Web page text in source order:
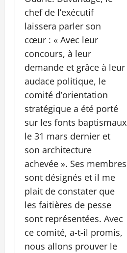
chef de l’exécutif
laissera parler son
cœur : « Avec leur
concours, à leur
demande et grâce à leur
audace politique, le
comité d’orientation
stratégique a été porté
sur les fonts baptismaux
le 31 mars dernier et
son architecture
achevée ». Ses membres
sont désignés et il me
plait de constater que
les faitières de pesse
sont représentées. Avec
ce comité, a-t-il promis,
nous allons prouver le